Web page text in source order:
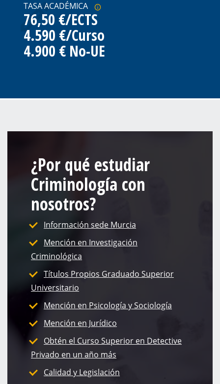
TASA ACADÉMICA
76,50 €/ECTS
4.590 €/Curso
4.900 € No-UE
¿Por qué estudiar
Criminología con
nosotros?
Información sede Murcia
Mención en Investigación
Criminológica
Títulos Propios Graduado Superior
Universitario
Mención en Psicología y Sociología
Mención en Jurídico
Obtén el Curso Superior en Detective
Privado en un año más
Calidad y Legislación